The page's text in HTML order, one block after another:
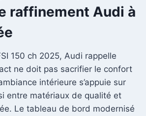
raffinement Audi à
150 ch 2025, Audi rappelle
ne doit pas sacrifier le confort
intérieure s’appuie sur
entre matériaux de qualité et
Le tableau de bord modernisé